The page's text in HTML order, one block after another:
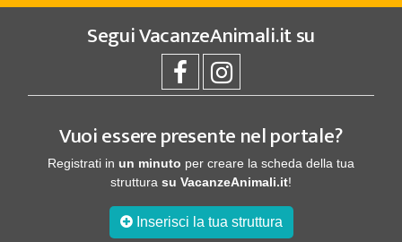
SeguiVacanzeAnimali.itsu
Vuoi essere presente nel portale?
Registrati in un minuto per creare la scheda della tua
struttura su VacanzeAnimali.it!
Inserisci la tua struttura